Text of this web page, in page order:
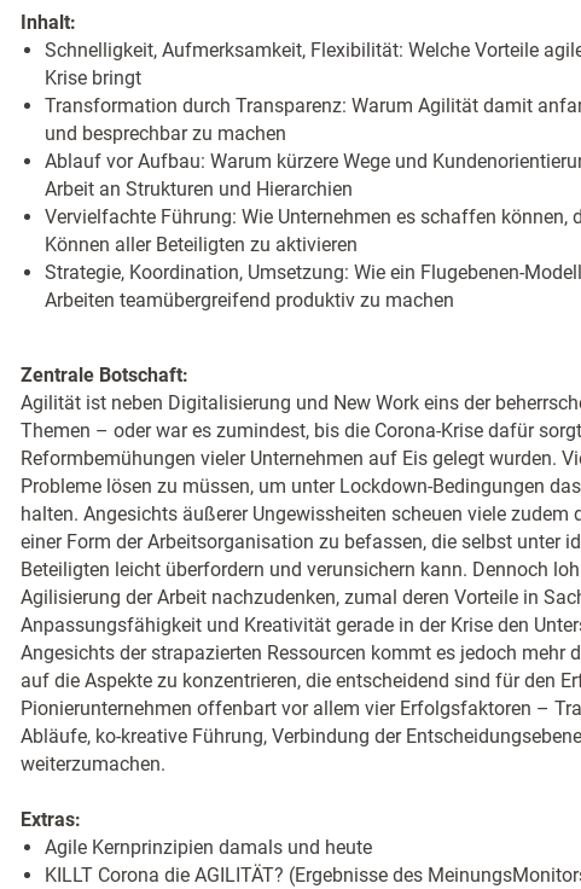
Inhalt:
Schnelligkeit, Aufmerksamkeit, Flexibilität: Welche Vorteile
Krise bringt
Transformation durch Transparenz: Warum Agilität damit
und besprechbar zu machen
Ablauf vor Aufbau: Warum kürzere Wege und
Arbeit an Strukturen und Hierarchien
Vervielfachte Führung: Wie Unternehmen es schaffen können,
Können aller Beteiligten zu aktivieren
Strategie, Koordination, Umsetzung: Wie ein Flugebenen-
Arbeiten teamübergreifend produktiv zu machen
Zentrale Botschaft:
Agilität ist neben Digitalisierung und New Work eins der
Themen – oder war es zumindest, bis die Corona-Krise dafür
Reformbemühungen vieler Unternehmen auf Eis gelegt wurden.
Probleme lösen zu müssen, um unter Lockdown-Bedingungen
halten. Angesichts äußerer Ungewissheiten scheuen viele zudem
einer Form der Arbeitsorganisation zu befassen, die selbst unter
Beteiligten leicht überfordern und verunsichern kann. Dennoch
Agilisierung der Arbeit nachzudenken, zumal deren Vorteile in
Anpassungsfähigkeit und Kreativität gerade in der Krise den
Angesichts der strapazierten Ressourcen kommt es jedoch mehr
auf die Aspekte zu konzentrieren, die entscheidend sind für den
Pionierunternehmen offenbart vor allem vier Erfolgsfaktoren –
Abläufe, ko-kreative Führung, Verbindung der
weiterzumachen.
Extras:
Agile Kernprinzipien damals und heute
KILLT Corona die AGILITÄT? (Ergebnisse des